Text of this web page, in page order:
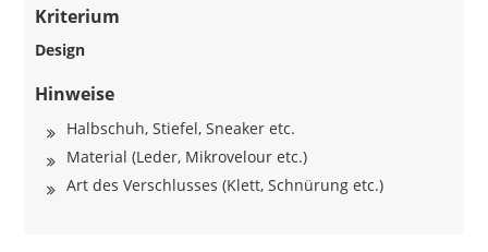
Kriterium
Design
Hinweise
Halbschuh, Stiefel, Sneaker etc.
Material (Leder, Mikrovelour etc.)
Art des Verschlusses (Klett, Schnürung etc.)